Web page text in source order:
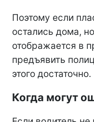
Поэтому если
остались дома,
отображается в
предъявить
этого достаточно.
Когда могут